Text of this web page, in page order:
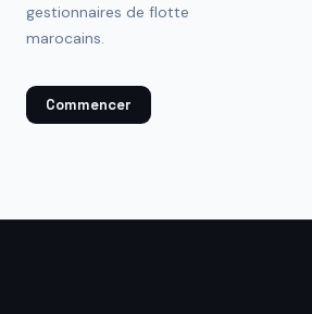
gestionnaires de flotte
marocains.
Commencer